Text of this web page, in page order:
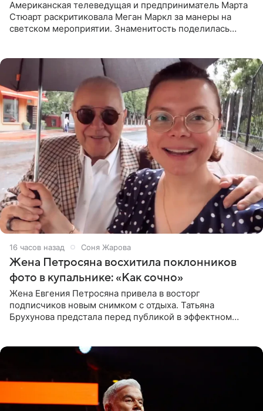
Американская телеведущая и предприниматель Марта
Стюарт раскритиковала Меган Маркл за манеры на
светском мероприятии. Знаменитость поделилась
16 часов назад Соня Жарова
Жена Петросяна восхитила поклонников
фото в купальнике: «Как сочно»
Жена Евгения Петросяна привела в восторг
подписчиков новым снимком с отдыха. Татьяна
Брухунова предстала перед публикой в эффектном